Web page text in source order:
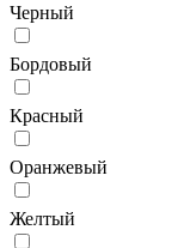
Черный
Бордовый
Красный
Оранжевый
Желтый